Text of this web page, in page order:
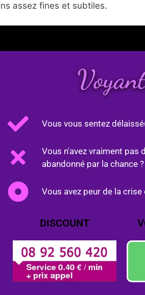
assez fines et subtiles.
Vous vous sentez
Vous n'avez vraiment pas
abandonné par la chance ?
Vous avez peur de la
DISCOUNT